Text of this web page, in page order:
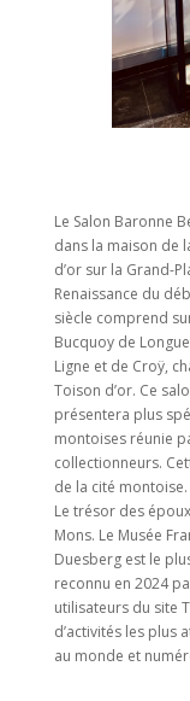
Le Salon Baronne
dans la maison de
d’or sur la Grand-
Renaissance du
siècle comprend
Bucquoy de
Ligne et de Croÿ,
Toison d’or. Ce
présentera plus
montoises réunie
collectionneurs.
de la cité montoise.
Le trésor des
Mons. Le Musée
Duesberg est le
reconnu en 2024
utilisateurs du site
d’activités les plus
au monde et